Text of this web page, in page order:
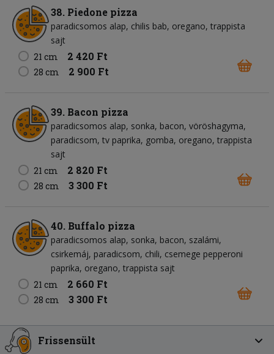
38. Piedone pizza
paradicsomos alap chilis bab oregano trappista
sajt
21 cm
2 420 Ft
28 cm 2 900 Ft
39. Bacon pizza
paradicsomos alap sonka bacon vöröshagyma
paradicsom tv paprika gomba oregano trappista
sajt
21 cm
2 820 Ft
28 cm 3 300 Ft
40. Buffalo pizza
paradicsomos alap sonka bacon szalámi
csirkemáj paradicsom chili csemege pepperoni
paprika oregano trappista sajt
21 cm
2 660 Ft
28 cm 3 300 Ft
Frissensült